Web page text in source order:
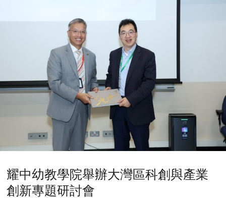
耀中幼教學院舉辦大灣區科創與產業
創新專題研討會